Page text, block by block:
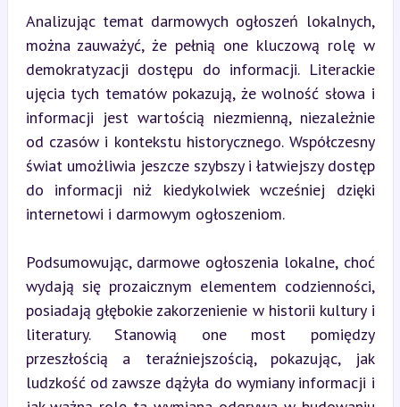
Analizując temat darmowych ogłoszeń lokalnych,
można zauważyć, że pełnią one kluczową rolę w
demokratyzacji dostępu do informacji. Literackie
ujęcia tych tematów pokazują, że wolność słowa i
informacji jest wartością niezmienną, niezależnie
od czasów i kontekstu historycznego. Współczesny
świat umożliwia jeszcze szybszy i łatwiejszy dostęp
do informacji niż kiedykolwiek wcześniej dzięki
internetowi i darmowym ogłoszeniom.
Podsumowując, darmowe ogłoszenia lokalne, choć
wydają się prozaicznym elementem codzienności,
posiadają głębokie zakorzenienie w historii kultury i
literatury. Stanowią one most pomiędzy
przeszłością a teraźniejszością, pokazując, jak
ludzkość od zawsze dążyła do wymiany informacji i